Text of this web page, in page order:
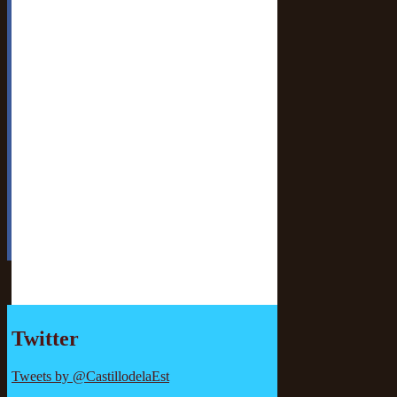
Twitter
Tweets by @CastillodelaEst